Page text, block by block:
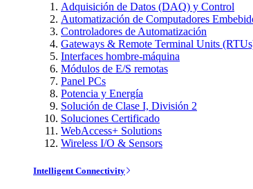
Adquisición de Datos (DAQ) y Control
Automatización de Computadores
Controladores de Automatización
Gateways & Remote Terminal Units
Interfaces hombre-máquina
Módulos de E/S remotas
Panel PCs
Potencia y Energía
Solución de Clase I, División 2
Soluciones Certificado
WebAccess+ Solutions
Wireless I/O & Sensors
Intelligent Connectivity